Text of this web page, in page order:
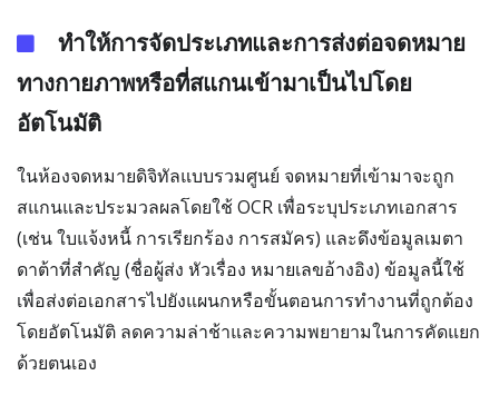
ทำให้การจัดประเภทและการส่งต่อจดหมาย
ทางกายภาพหรือที่สแกนเข้ามาเป็นไปโดย
อัตโนมัติ
ในห้องจดหมายดิจิทัลแบบรวมศูนย์ จดหมายที่เข้ามาจะถูก
สแกนและประมวลผลโดยใช้ OCR เพื่อระบุประเภทเอกสาร
(เช่น ใบแจ้งหนี้ การเรียกร้อง การสมัคร) และดึงข้อมูลเมตา
ดาต้าที่สำคัญ (ชื่อผู้ส่ง หัวเรื่อง หมายเลขอ้างอิง) ข้อมูลนี้ใช้
เพื่อส่งต่อเอกสารไปยังแผนกหรือขั้นตอนการทำงานที่ถูกต้อง
โดยอัตโนมัติ ลดความล่าช้าและความพยายามในการคัดแยก
ด้วยตนเอง